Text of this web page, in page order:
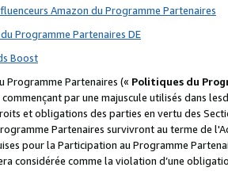
Amazon du Programme Partenaires
Programme Partenaires DE
Boost
Programme Partenaires (« Politiques du
par une majuscule utilisés dans
et obligations des parties en vertu des
Partenaires survivront au terme de
pour la Participation au Programme
considérée comme la violation d’une